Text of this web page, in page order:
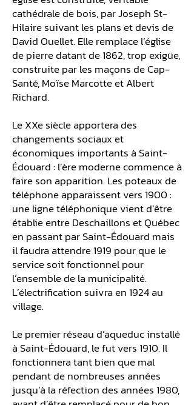
cathédrale de bois, par Joseph St-
Hilaire suivant les plans et devis de
David Ouellet. Elle remplace l’église
de pierre datant de 1862, trop exigüe,
construite par les maçons de Cap-
Santé, Moïse Marcotte et Albert
Richard.
Le XXe siècle apportera des
changements sociaux et
économiques importants à Saint-
Édouard : l’ère moderne commence à
faire son apparition. Les poteaux de
téléphone apparaissent vers 1900 :
une ligne téléphonique vient d’être
établie entre Deschaillons et Québec
en passant par Saint-Édouard mais
il faudra attendre 1919 pour que le
service soit fonctionnel pour
l’ensemble de la municipalité.
L’électrification suivra en 1924 au
village.
Le premier réseau d’aqueduc installé
à Saint-Édouard, le fut vers 1910. Il
fonctionnera tant bien que mal
pendant de nombreuses années
jusqu’à la réfection des années 1980,